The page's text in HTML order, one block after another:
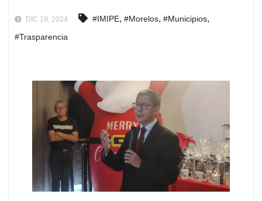
DIC 19, 2024 #IMIPE, #Morelos, #Municipios,
#Trasparencia